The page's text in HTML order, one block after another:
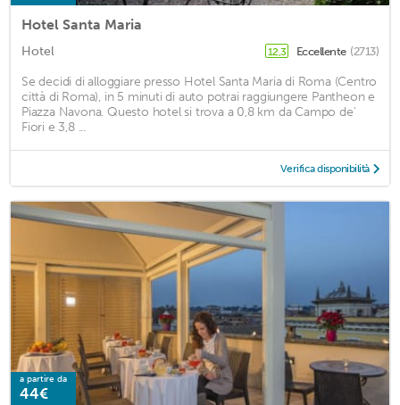
Hotel Santa Maria
Hotel 12,3 Eccellente (2713)
Se decidi di alloggiare presso Hotel Santa Maria di Roma (Centro
città di Roma), in 5 minuti di auto potrai raggiungere Pantheon e
Piazza Navona. Questo hotel si trova a 0,8 km da Campo de'
Fiori e 3,8 ...
Verifica disponibilità
a partire da
44€